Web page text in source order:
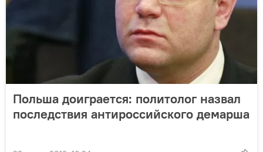
Польша доиграется: политолог назвал
последствия антироссийского демарша